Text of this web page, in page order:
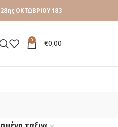
28ης ΟΚΤΩΒΡΙΟΥ 183
0 €0,00